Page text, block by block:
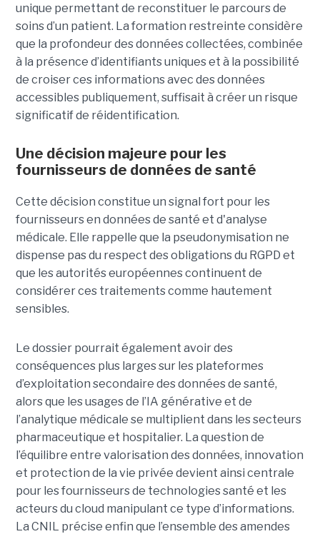
unique permettant de reconstituer le parcours de
soins d’un patient. La formation restreinte considère
que la profondeur des données collectées, combinée
à la présence d’identifiants uniques et à la possibilité
de croiser ces informations avec des données
accessibles publiquement, suffisait à créer un risque
significatif de réidentification.
Une décision majeure pour les
fournisseurs de données de santé
Cette décision constitue un signal fort pour les
fournisseurs en données de santé et d'analyse
médicale. Elle rappelle que la pseudonymisation ne
dispense pas du respect des obligations du RGPD et
que les autorités européennes continuent de
considérer ces traitements comme hautement
sensibles.
Le dossier pourrait également avoir des
conséquences plus larges sur les plateformes
d’exploitation secondaire des données de santé,
alors que les usages de l’IA générative et de
l’analytique médicale se multiplient dans les secteurs
pharmaceutique et hospitalier. La question de
l’équilibre entre valorisation des données, innovation
et protection de la vie privée devient ainsi centrale
pour les fournisseurs de technologies santé et les
acteurs du cloud manipulant ce type d’informations.
La CNIL précise enfin que l’ensemble des amendes